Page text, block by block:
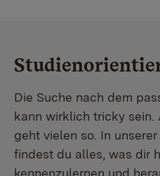
Die Suche nach dem
kann wirklich tricky sein.
geht vielen so. In
findest du alles, was dir
kennenzulernen und